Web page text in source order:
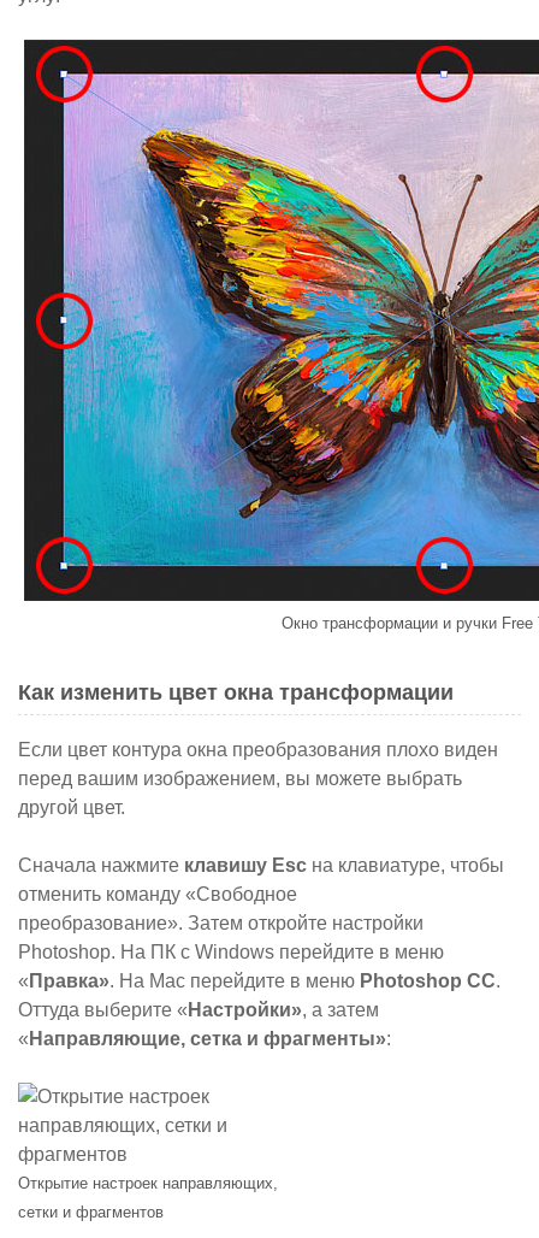
Окно трансформации и ручки Free
Как изменить цвет окна трансформации
Если цвет контура окна преобразования плохо виден
перед вашим изображением, вы можете выбрать
другой цвет.
Сначала нажмите клавишу Esc на клавиатуре, чтобы
отменить команду «Свободное
преобразование». Затем откройте настройки
Photoshop. На ПК с Windows перейдите в меню
« Правка». На Mac перейдите в меню Photoshop CC.
Оттуда выберите « Настройки», а затем
« Направляющие, сетка и фрагменты»:
Открытие настроек направляющих,
сетки и фрагментов